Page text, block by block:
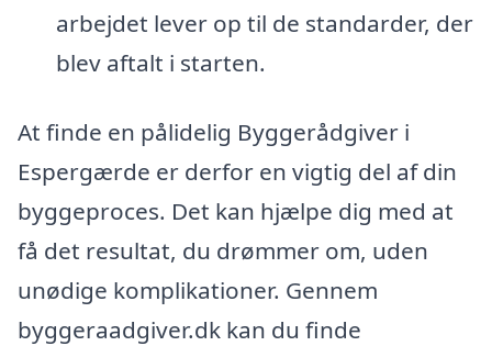
arbejdet lever op til de standarder, der
blev aftalt i starten.
At finde en pålidelig Byggerådgiver i
Espergærde er derfor en vigtig del af din
byggeproces. Det kan hjælpe dig med at
få det resultat, du drømmer om, uden
unødige komplikationer. Gennem
byggeraadgiver.dk kan du finde